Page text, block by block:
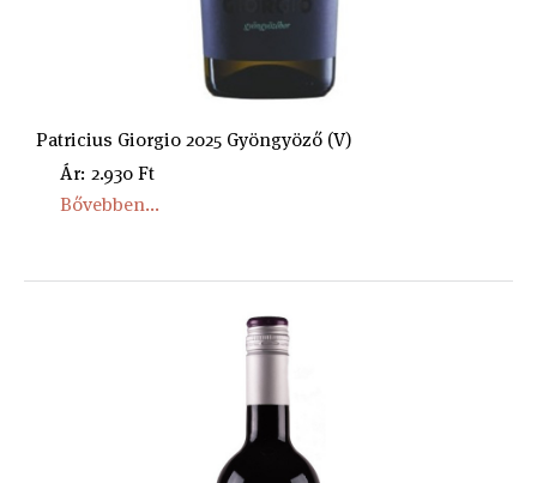
Patricius Giorgio 2025 Gyöngyöző (V)
Ár: 2.930 Ft
Bővebben...